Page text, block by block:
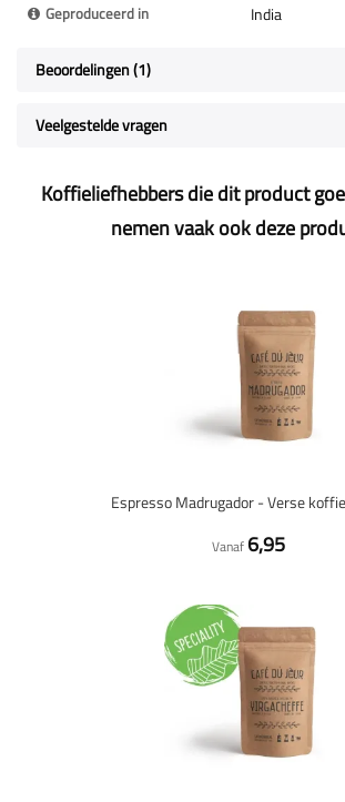
Geproduceerd in India
Beoordelingen 1
Veelgestelde vragen
Koffieliefhebbers die dit product
nemen vaak ook deze
Espresso Madrugador - Verse
Vanaf 6,95